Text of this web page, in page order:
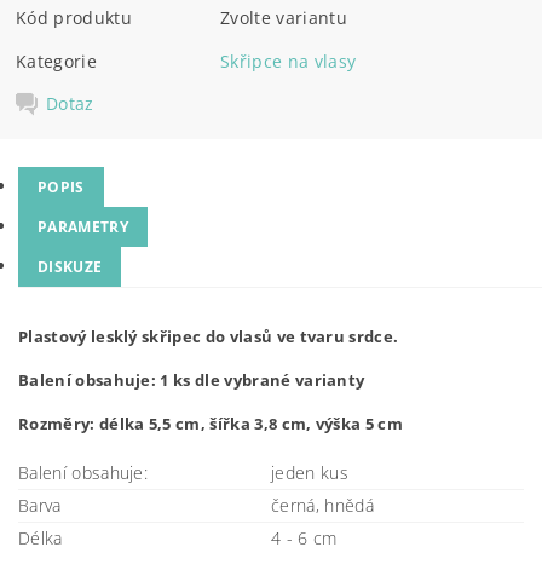
Kód produktu
Zvolte variantu
Kategorie
Skřipce na vlasy
Dotaz
POPIS
PARAMETRY
DISKUZE
Plastový lesklý skřipec do vlasů ve tvaru srdce.
Balení obsahuje: 1 ks dle vybrané varianty
Rozměry: délka 5,5 cm, šířka 3,8 cm, výška 5 cm
Balení obsahuje:
jeden kus
Barva
černá, hnědá
Délka
4 - 6 cm